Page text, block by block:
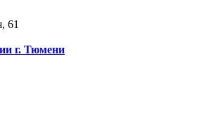
61
г. Тюмени